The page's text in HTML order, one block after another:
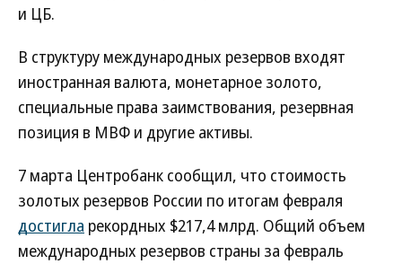
и ЦБ.
В структуру международных резервов входят
иностранная валюта, монетарное золото,
специальные права заимствования, резервная
позиция в МВФ и другие активы.
7 марта Центробанк сообщил, что стоимость
золотых резервов России по итогам февраля
достигла рекордных $217,4 млрд. Общий объем
международных резервов страны за февраль